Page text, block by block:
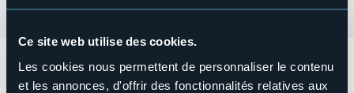
Ce site web utilise des cookies.
Les cookies nous permettent de personnaliser le contenu
et les annonces, d'offrir des fonctionnalités relatives aux
Domenica 18 ottobre dalle 9:00 alle 19:00, Lungolago di
Arona